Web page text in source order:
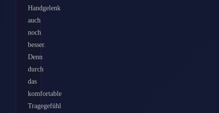
Handgelenk
auch
noch
besser.
Denn
durch
das
komfortable
Tragegefühl